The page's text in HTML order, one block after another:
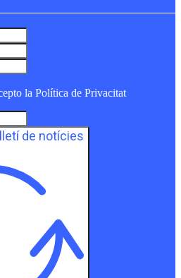
la Política de Privacitat
de notícies